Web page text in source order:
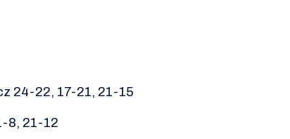
24-22, 17-21, 21-15
8, 21-12